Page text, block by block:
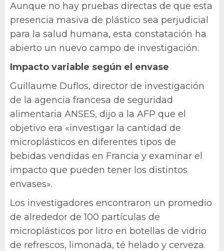
Aunque no hay pruebas directas de que esta
presencia masiva de plástico sea perjudicial
para la salud humana, esta constatación ha
abierto un nuevo campo de investigación.
Impacto variable según el envase
Guillaume Duflos, director de investigación
de la agencia francesa de seguridad
alimentaria ANSES, dijo a la AFP que el
objetivo era «investigar la cantidad de
microplásticos en diferentes tipos de
bebidas vendidas en Francia y examinar el
impacto que pueden tener los distintos
envases».
Los investigadores encontraron un promedio
de alrededor de 100 partículas de
microplásticos por litro en botellas de vidrio
de refrescos, limonada, té helado y cerveza.